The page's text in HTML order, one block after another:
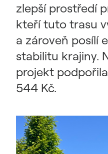
zlepší prostředí
kteří tuto trasu
a zároveň posílí
stabilitu krajiny.
projekt
544 Kč.